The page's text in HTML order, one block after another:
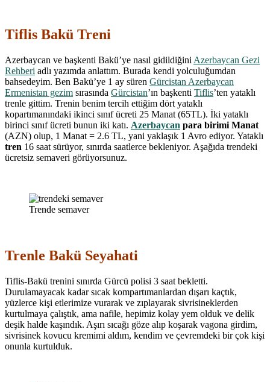
Tiflis Bakü Treni
Azerbaycan ve başkenti Bakü’ye nasıl gidildiğini Azerbaycan Gezi
Rehberi adlı yazımda anlattım. Burada kendi yolculuğumdan
bahsedeyim. Ben Bakü’ye 1 ay süren Gürcistan Azerbaycan
Ermenistan gezim sırasında Gürcistan’ın başkenti Tiflis’ten yataklı
trenle gittim. Trenin benim tercih ettiğim dört yataklı
kopartımanındaki ikinci sınıf ücreti 25 Manat (65TL). İki yataklı
birinci sınıf ücreti bunun iki katı. Azerbaycan para birimi Manat
(AZN) olup, 1 Manat = 2.6 TL, yani yaklaşık 1 Avro ediyor. Yataklı
tren 16 saat sürüyor, sınırda saatlerce bekleniyor. Aşağıda trendeki
ücretsiz semaveri görüyorsunuz.
Trende semaver
Trenle Bakü Seyahati
Tiflis-Bakü trenini sınırda Gürcü polisi 3 saat bekletti.
Durulamayacak kadar sıcak kompartımanlardan dışarı kaçtık,
yüzlerce kişi etlerimize vurarak ve zıplayarak sivrisineklerden
kurtulmaya çalıştık, ama nafile, hepimiz kolay yem olduk ve delik
deşik halde kaşındık. Aşırı sıcağı göze alıp koşarak vagona girdim,
sivrisinek kovucu kremimi aldım, kendim ve çevremdeki bir çok kişi
onunla kurtulduk.